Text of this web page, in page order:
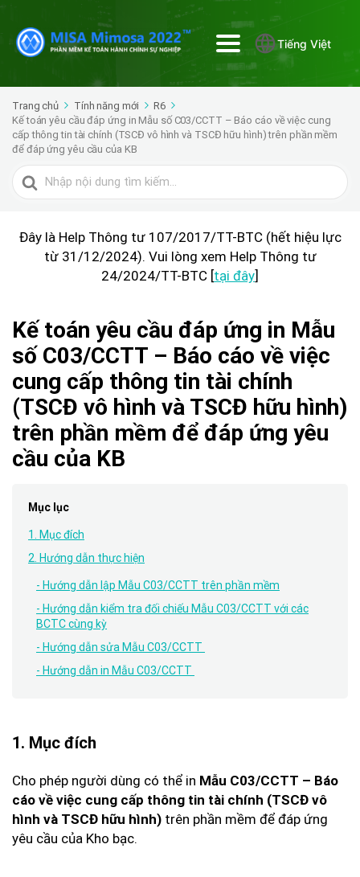
Tiếng Việt
Trang chủ Tính năng mới
R6
Kế toán yêu cầu đáp ứng in Mẫu số C03/CCTT – Báo cáo về việc cung
cấp thông tin tài chính (TSCĐ vô hình và TSCĐ hữu hình) trên phần mềm
để đáp ứng yêu cầu của KB
Tìm
kiếm
Đây là Help Thông tư 107/2017/TT-BTC (hết hiệu lực
từ 31/12/2024). Vui lòng xem Help Thông tư
24/2024/TT-BTC [tại đây]
Kế toán yêu cầu đáp ứng in Mẫu
số C03/CCTT – Báo cáo về việc
cung cấp thông tin tài chính
(TSCĐ vô hình và TSCĐ hữu hình)
trên phần mềm để đáp ứng yêu
cầu của KB
Mục lục
1. Mục đích
2. Hướng dẫn thực hiện
- Hướng dẫn lập Mẫu C03/CCTT trên phần mềm
- Hướng dẫn kiểm tra đối chiếu Mẫu C03/CCTT với các
BCTC cùng kỳ
- Hướng dẫn sửa Mẫu C03/CCTT
- Hướng dẫn in Mẫu C03/CCTT
1. Mục đích
Cho phép người dùng có thể in Mẫu C03/CCTT – Báo
cáo về việc cung cấp thông tin tài chính (TSCĐ vô
hình và TSCĐ hữu hình) trên phần mềm để đáp ứng
yêu cầu của Kho bạc.